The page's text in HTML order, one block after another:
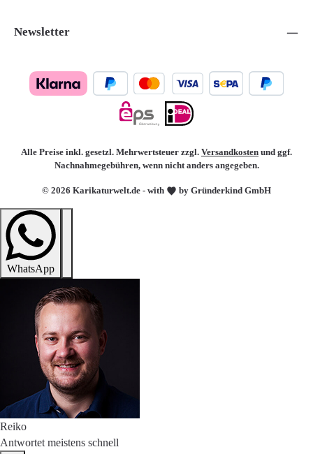
Newsletter
© 2026 Karikaturwelt.de - with by Gründerkind GmbH
Alle Preise inkl. gesetzl. Mehrwertsteuer zzgl. Versandkosten und ggf.
Nachnahmegebühren, wenn nicht anders angegeben.
WhatsApp
Reiko
Antwortet meistens schnell